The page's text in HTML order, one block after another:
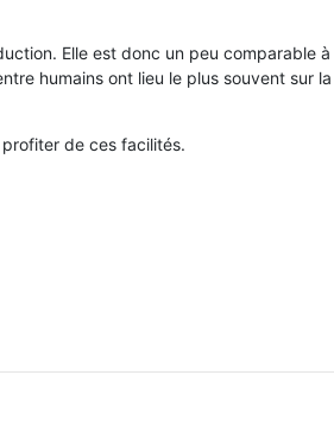
Elle est donc un peu comparable à
humains ont lieu le plus souvent sur la
de ces facilités.